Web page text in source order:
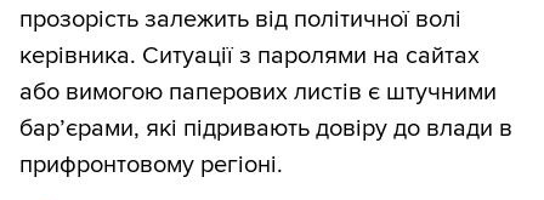
прозорість залежить від політичної волі
керівника. Ситуації з паролями на сайтах
або вимогою паперових листів є штучними
бар’єрами, які підривають довіру до влади в
прифронтовому регіоні.